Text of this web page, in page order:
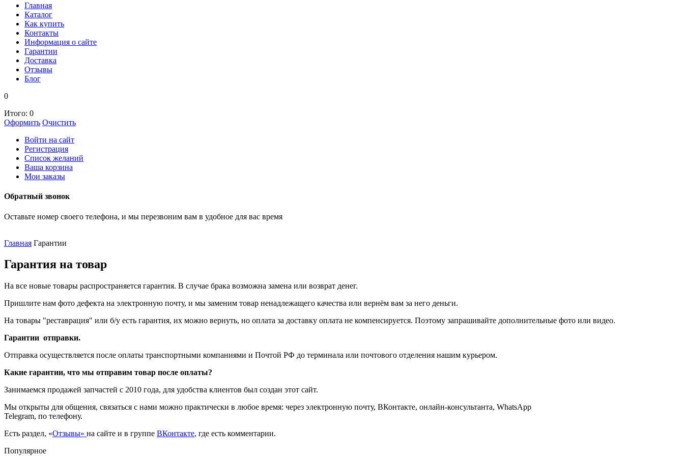
Главная
Каталог
Как купить
Контакты
Информация о сайте
Гарантии
Доставка
Отзывы
Блог
0
Итого: 0
Оформить Очистить
Войти на сайт
Регистрация
Список желаний
Ваша корзина
Мои заказы
Обратный звонок
Оставьте номер своего телефона, и мы перезвоним вам в удобное для вас время
Главная Гарантии
Гарантия на товар
На все новые товары распространяется гарантия. В случае брака возможна замена или возврат денег.
Пришлите нам фото дефекта на электронную почту, и мы заменим товар ненадлежащего качества или вернём вам за него деньги.
На товары "реставрация" или б/у есть гарантия, их можно вернуть, но оплата за доставку оплата не компенсируется. Поэтому запрашивайте дополнительные фото или видео.
Гарантии отправки.
Отправка осуществляется после оплаты транспортными компаниями и Почтой РФ до терминала или почтового отделения нашим курьером.
Какие гарантии, что мы отправим товар после оплаты?
Занимаемся продажей запчастей с 2010 года, для удобства клиентов был создан этот сайт.
Мы открыты для общения, связаться с нами можно практически в любое время: через электронную почту, ВКонтакте, онлайн-консультанта, WhatsApp
Telegram, по телефону.
Есть раздел, «Отзывы» на сайте и в группе ВКонтакте, где есть комментарии.
Популярное